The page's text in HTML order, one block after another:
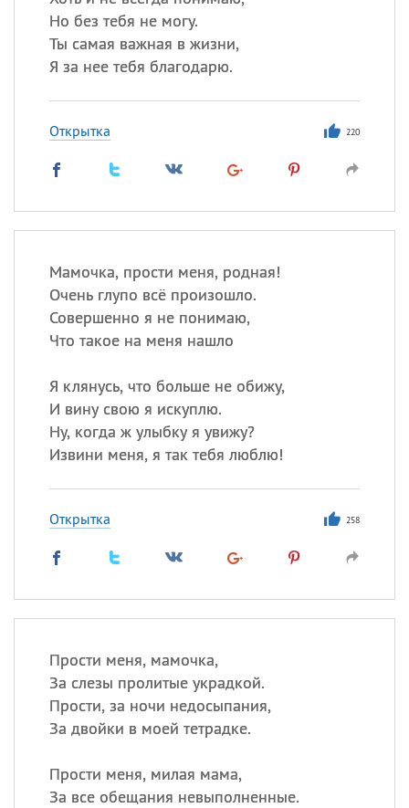
Но без тебя не могу.
Ты самая важная в жизни,
Я за нее тебя благодарю.
Открытка 220
Мамочка, прости меня, родная!
Очень глупо всё произошло.
Совершенно я не понимаю,
Что такое на меня нашло
Я клянусь, что больше не обижу,
И вину свою я искуплю.
Ну, когда ж улыбку я увижу?
Извини меня, я так тебя люблю!
Открытка 258
Прости меня, мамочка,
За слезы пролитые украдкой.
Прости, за ночи недосыпания,
За двойки в моей тетрадке.
Прости меня, милая мама,
За все обещания невыполненные.